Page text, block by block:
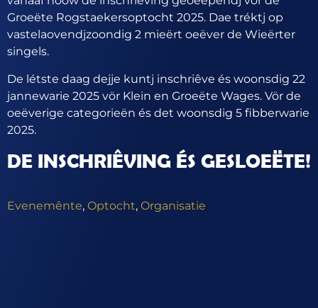
Groeëte Rogstaekersoptocht 2025. Dae tréktj op
vastelaovendjzoondig 2 mieërt oeëver de Wieërter
singels.
De létste daag dejje kuntj inschriêve és woonsdig 22
jannewarie 2025 vör Klein en Groeëte Wages. Vör de
oeëverige categorieën és det woonsdig 5 fibberwarie
2025.
DE INSCHRIÊVING ÉS GESLOEËTE!
Evenemênte, Optocht, Organisatie